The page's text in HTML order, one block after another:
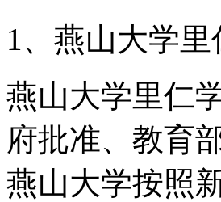
1、燕山大学
燕山大学里仁
府批准、教育
燕山大学按照